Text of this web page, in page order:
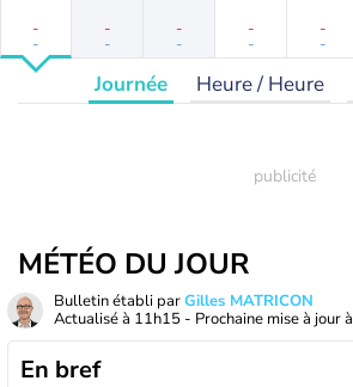
-
-
-
-
-
-
-
-
-
-
Journée Heure / Heure
MÉTÉO DU JOUR
Bulletin établi parGilles MATRICON
Actualisé à 11h15 - Prochaine mise à jour à
En bref